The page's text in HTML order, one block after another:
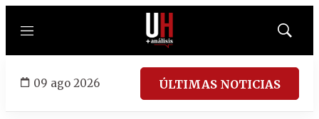
Menú
Mostrar
09 ago 2026 ÚLTIMAS NOTICIAS